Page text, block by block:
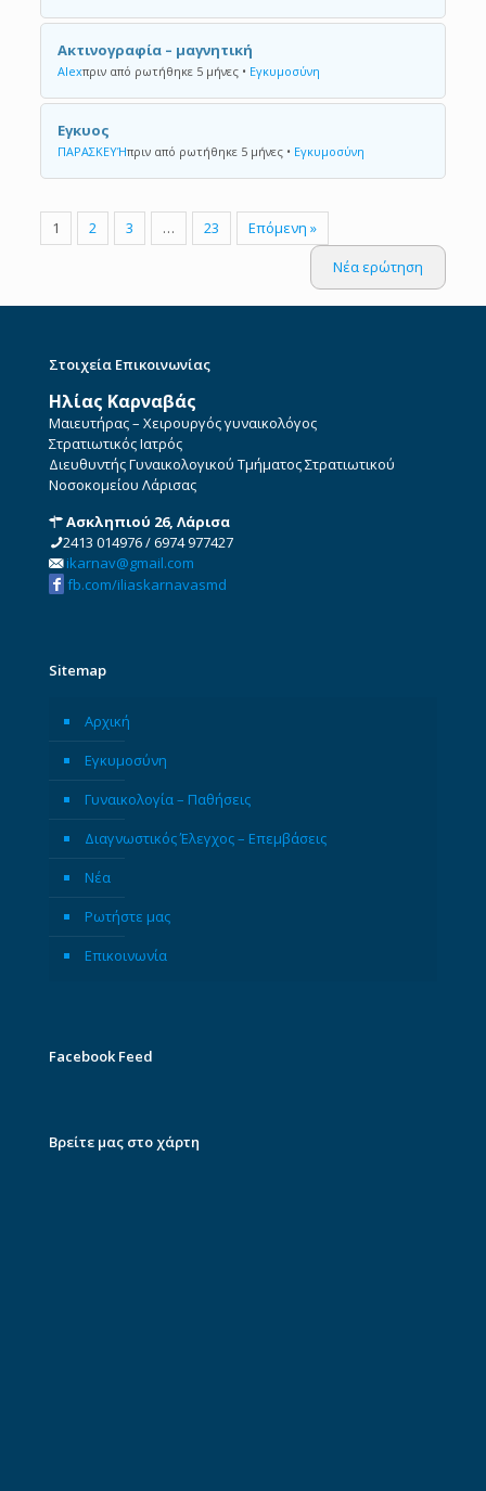
Ακτινογραφία – μαγνητική
Alexπριν από ρωτήθηκε 5 μήνες• Εγκυμοσύνη
Εγκυος
ΠΑΡΑΣΚΕΥΉπριν από ρωτήθηκε 5 μήνες• Εγκυμοσύνη
1 2 3 … 23
Επόμενη »
Νέα ερώτηση
Στοιχεία Επικοινωνίας
Ηλίας Καρναβάς
Μαιευτήρας – Χειρουργός γυναικολόγος
Στρατιωτικός Ιατρός
Διευθυντής Γυναικολογικού Τμήματος Στρατιωτικού
Νοσοκομείου Λάρισας
Ασκληπιού 26, Λάρισα
2413 014976/6974 977427
ikarnav@gmail.com
fb.com/iliaskarnavasmd
Sitemap
Αρχική
Εγκυμοσύνη
Γυναικολογία – Παθήσεις
Διαγνωστικός Έλεγχος – Επεμβάσεις
Νέα
Ρωτήστε μας
Επικοινωνία
Facebook Feed
Βρείτε μας στο χάρτη